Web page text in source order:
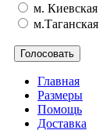
м. Киевская
м.Таганская
Главная
Размеры
Помощь
Доставка